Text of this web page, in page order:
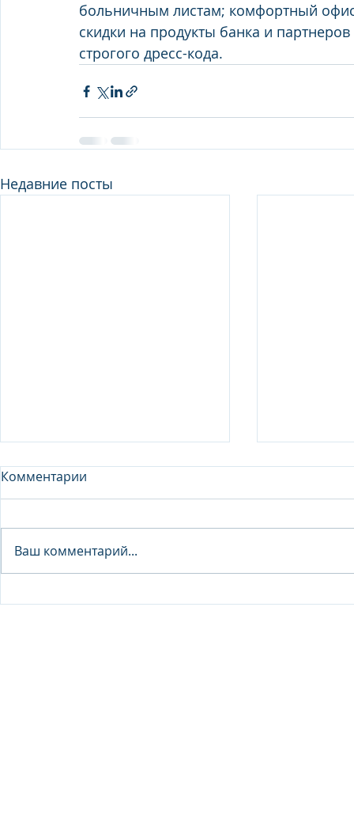
больничным листам; комфортный
скидки на продукты банка и
строгого дресс-кода.
Недавние посты
Junior Analyst / Analyst -
Комментарии
Ваш комментарий...